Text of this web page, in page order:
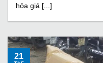
hỏa giá [...]
21